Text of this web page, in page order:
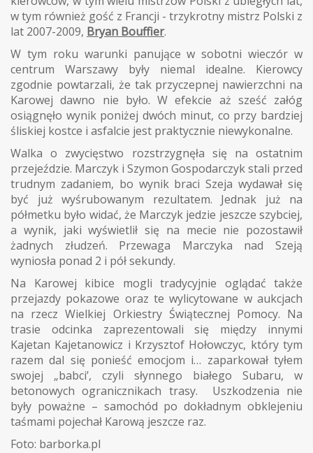
w tym również gość z Francji - trzykrotny mistrz Polski z
lat 2007-2009, Bryan Bouffier.
W tym roku warunki panujące w sobotni wieczór w
centrum Warszawy były niemal idealne. Kierowcy
zgodnie powtarzali, że tak przyczepnej nawierzchni na
Karowej dawno nie było. W efekcie aż sześć załóg
osiągnęło wynik poniżej dwóch minut, co przy bardziej
śliskiej kostce i asfalcie jest praktycznie niewykonalne.
Walka o zwycięstwo rozstrzygnęła się na ostatnim
przejeździe. Marczyk i Szymon Gospodarczyk stali przed
trudnym zadaniem, bo wynik braci Szeja wydawał się
być już wyśrubowanym rezultatem. Jednak już na
półmetku było widać, że Marczyk jedzie jeszcze szybciej,
a wynik, jaki wyświetlił się na mecie nie pozostawił
żadnych złudzeń. Przewaga Marczyka nad Szeją
wyniosła ponad 2 i pół sekundy.
Na Karowej kibice mogli tradycyjnie oglądać także
przejazdy pokazowe oraz te wylicytowane w aukcjach
na rzecz Wielkiej Orkiestry Świątecznej Pomocy. Na
trasie odcinka zaprezentowali się między innymi
Kajetan Kajetanowicz i Krzysztof Hołowczyc, który tym
razem dal się ponieść emocjom i… zaparkował tyłem
swojej „babci’, czyli słynnego białego Subaru, w
betonowych ogranicznikach trasy. Uszkodzenia nie
były poważne – samochód po dokładnym obklejeniu
taśmami pojechał Karową jeszcze raz.
Foto: barborka.pl